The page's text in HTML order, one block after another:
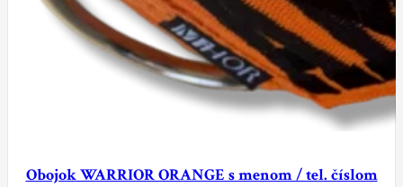
Obojok WARRIOR ORANGE s menom / tel. číslom